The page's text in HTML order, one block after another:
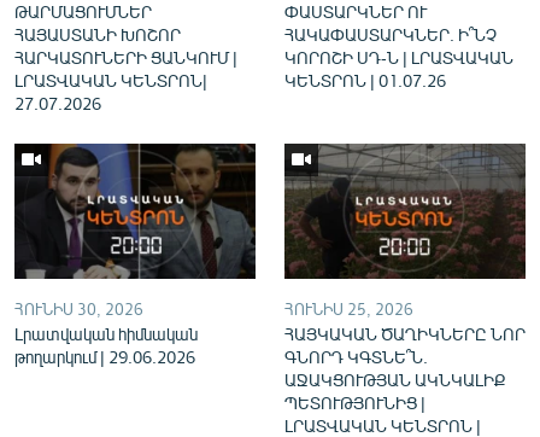
ԹԱՐՄԱՑՈՒՄՆԵՐ
ՀԱՅԱՍՏԱՆԻ ԽՈՇՈՐ
ՀԱՐԿԱՏՈՒՆԵՐԻ ՑԱՆԿՈՒՄ |
ԼՐԱՏՎԱԿԱՆ ԿԵՆՏՐՈՆ|
27.07.2026
ՓԱՍՏԱՐԿՆԵՐ ՈՒ
ՀԱԿԱՓԱՍՏԱՐԿՆԵՐ. Ի՞ՆՉ
ԿՈՐՈՇԻ ՍԴ-Ն | ԼՐԱՏՎԱԿԱՆ
ԿԵՆՏՐՈՆ | 01.07.26
ՀՈՒՆԻՍ 30, 2026
Լրատվական հիմնական
թողարկում | 29.06.2026
ՀՈՒՆԻՍ 25, 2026
ՀԱՅԿԱԿԱՆ ԾԱՂԻԿՆԵՐԸ ՆՈՐ
ԳՆՈՐԴ ԿԳՏՆԵ՞Ն.
ԱՋԱԿՑՈՒԹՅԱՆ ԱԿՆԿԱԼԻՔ
ՊԵՏՈՒԹՅՈՒՆԻՑ |
ԼՐԱՏՎԱԿԱՆ ԿԵՆՏՐՈՆ |